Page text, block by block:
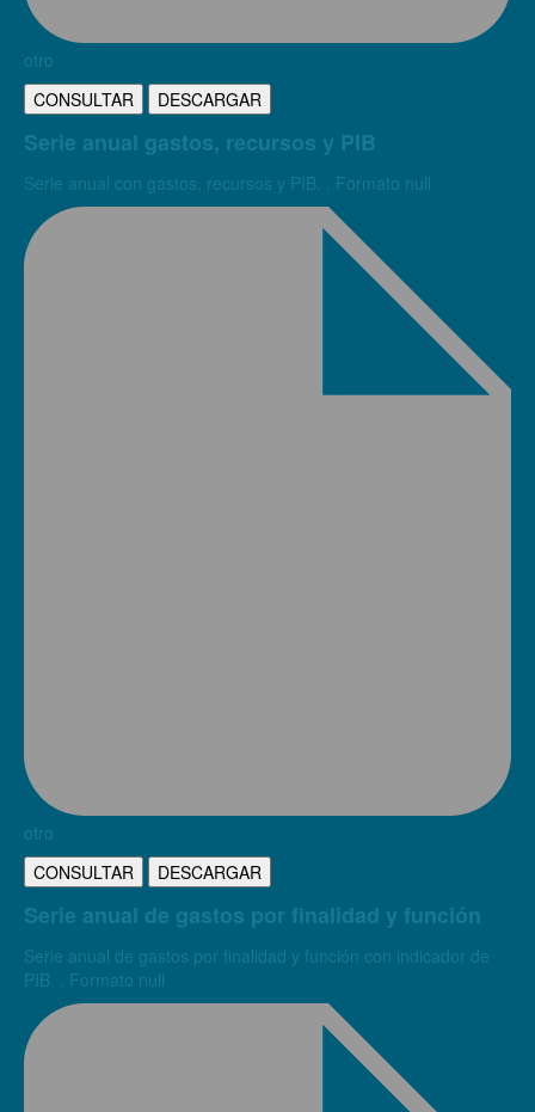
otro
CONSULTAR
DESCARGAR
Serie anual gastos, recursos y PIB
Serie anual con gastos, recursos y PIB. . Formato null
otro
CONSULTAR
DESCARGAR
Serie anual de gastos por finalidad y función
Serie anual de gastos por finalidad y función con indicador de
PIB. . Formato null